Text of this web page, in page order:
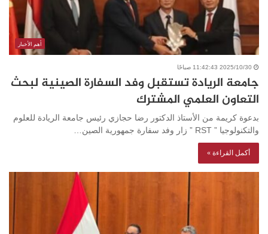
أهم الأخبار
2025/10/30 11:42:43 صباحًا
جامعة الريادة تستقبل وفد السفارة الصينية لبحث
التعاون العلمي المشترك
بدعوة كريمة من الأستاذ الدكتور رضا حجازي رئيس جامعة الريادة للعلوم
والتكنولوجيا ” RST ” زار وفد سفارة جمهورية الصين…
أكمل القراءة »